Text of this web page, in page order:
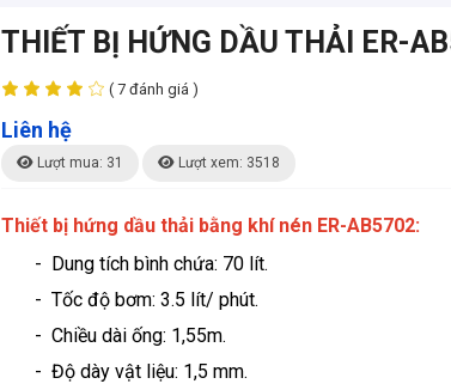
THIẾT BỊ HỨNG DẦU THẢI ER-
( 7 đánh giá )
Liên hệ
Lượt mua: 31 Lượt xem: 3518
Thiết bị hứng dầu thải bằng khí nén ER-AB5702:
- Dung tích bình chứa: 70 lít.
- Tốc độ bơm: 3.5 lít/ phút.
- Chiều dài ống: 1,55m.
- Độ dày vật liệu: 1,5 mm.